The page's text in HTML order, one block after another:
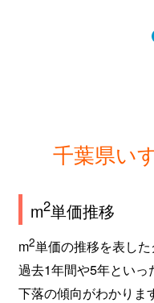
千葉県い
m2単価推移
m2単価の推移を表した
過去1年間や5年といっ
下落の傾向がわかりま